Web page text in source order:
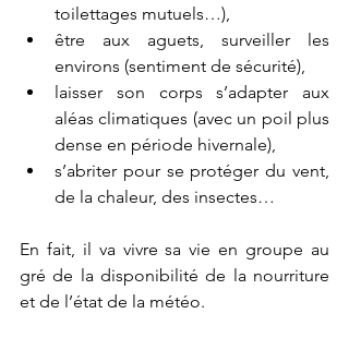
toilettages mutuels…),
être aux aguets, surveiller les
environs (sentiment de sécurité),
laisser son corps s’adapter aux
aléas climatiques (avec un poil plus
dense en période hivernale),
s’abriter pour se protéger du vent,
de la chaleur, des insectes…
En fait, il va vivre sa vie en groupe au
gré de la disponibilité de la nourriture
et de l’état de la météo.